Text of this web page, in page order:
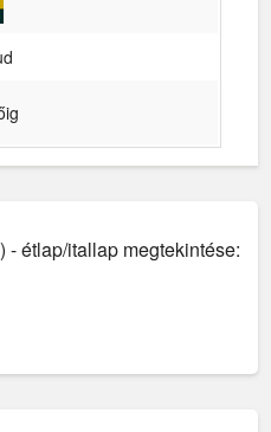
- étlap/itallap megtekintése: